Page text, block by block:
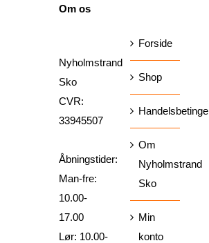
Om os
Nyholmstrand
Sko
CVR:
33945507
Åbningstider:
Man-fre:
10.00-
17.00
Lør: 10.00-
Forside
Shop
Om
Nyholmstrand
Sko
Min
konto